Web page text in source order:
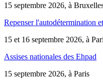
15 septembre 2026, à
Repenser l'autodétermination
15 et 16 septembre 2026, à
Assises nationales des Ehpad
15 septembre 2026, à Paris